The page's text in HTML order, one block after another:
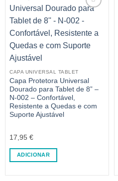
CAPA UNIVERSAL TABLET
Capa Protetora Universal
Dourado para Tablet de 8” –
N-002 – Confortável,
Resistente a Quedas e com
Suporte Ajustável
17,95 €
ADICIONAR